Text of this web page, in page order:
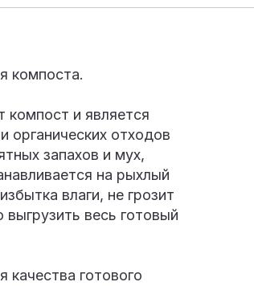
компоста.
компост и является
отходов
запахов и мух,
на рыхлый
влаги, не грозит
весь готовый
готового